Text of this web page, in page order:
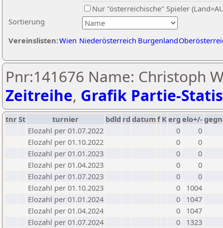
Sortierung
Nur "österreichische" Spieler
Vereinslisten:Wien Niederösterreich Burgenland
Pnr:141676 Name: Christoph
Zeitreihe, Grafik Partie-
tnrSt turnier bdld rd datumf Kerg elo+/-
Elozahl per 01.07.2022
0
0
Elozahl per 01.10.2022
0
0
Elozahl per 01.01.2023
0
0
Elozahl per 01.04.2023
0
0
Elozahl per 01.07.2023
0
0
Elozahl per 01.10.2023
0
1004
Elozahl per 01.01.2024
0
1047
Elozahl per 01.04.2024
0
1047
Elozahl per 01.07.2024
0
1323